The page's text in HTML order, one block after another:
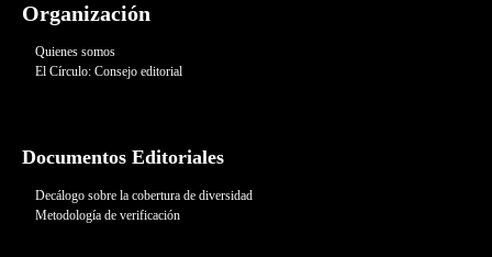
Organización
Quienes somos
El Círculo: Consejo editorial
Documentos Editoriales
Decálogo sobre la cobertura de diversidad
Metodología de verificación